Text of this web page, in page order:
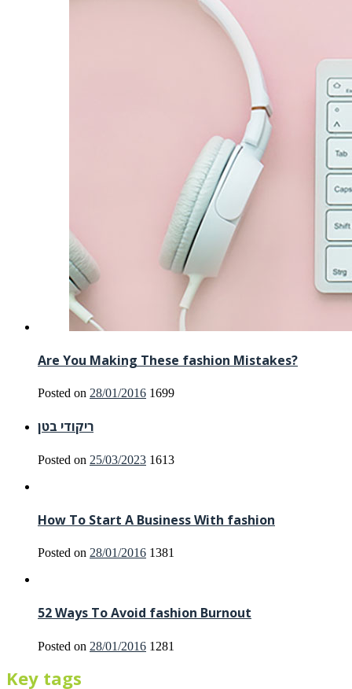
Are You Making These fashion Mistakes?
Posted on 28/01/2016 1699
ריקודי בטן
Posted on 25/03/2023 1613
How To Start A Business With fashion
Posted on 28/01/2016 1381
52 Ways To Avoid fashion Burnout
Posted on 28/01/2016 1281
Key tags